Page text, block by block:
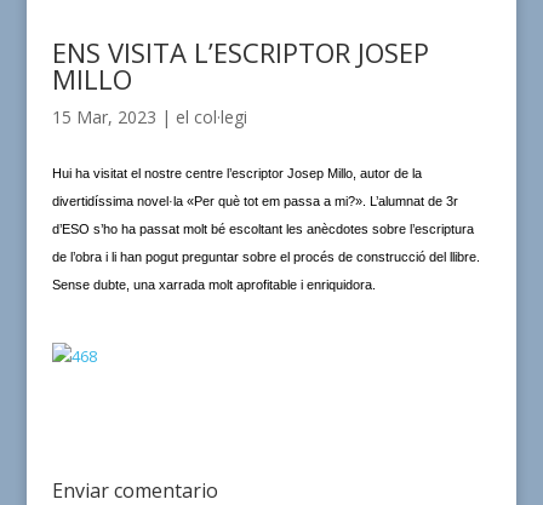
ENS VISITA L’ESCRIPTOR JOSEP
MILLO
15 Mar, 2023 | el col·legi
Hui ha visitat el nostre centre l’escriptor Josep Millo, autor de la
divertidíssima novel·la «Per què tot em passa a mi?». L’alumnat de 3r
d’ESO s’ho ha passat molt bé escoltant les anècdotes sobre l’escriptura
de l’obra i li han pogut preguntar sobre el procés de construcció del llibre.
Sense dubte, una xarrada molt aprofitable i enriquidora.
Enviar comentario